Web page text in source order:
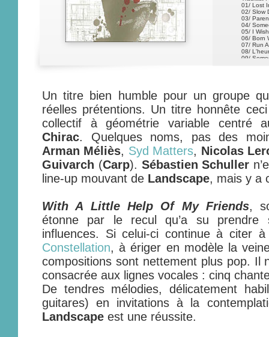
01/ Lost
02/ Slow
03/
04/
05/ I Wish
06/ Born
07/ Run
08/
09/
Un titre bien humble pour un groupe
réelles prétentions. Un titre honnête
collectif à géométrie variable centré
Chirac. Quelques noms, pas des
Arman Méliès, Syd Matters, Nicolas
Guivarch (Carp). Sébastien Schuller
line-up mouvant de Landscape, mais y a
With A Little Help Of My Friends,
étonne par le recul qu’a su
influences. Si celui-ci continue à citer à
Constellation, à ériger en modèle la
compositions sont nettement plus pop. Il
consacrée aux lignes vocales : cinq
De tendres mélodies, délicatement
guitares) en invitations à la
Landscape est une réussite.